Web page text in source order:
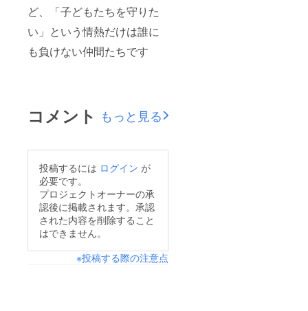
ど、「子どもたちを守りた
い」という情熱だけは誰に
も負けない仲間たちです
コメント もっと見る
投稿するには ログイン が
必要です。
プロジェクトオーナーの承
認後に掲載されます。承認
された内容を削除すること
はできません。
※投稿する際の注意点